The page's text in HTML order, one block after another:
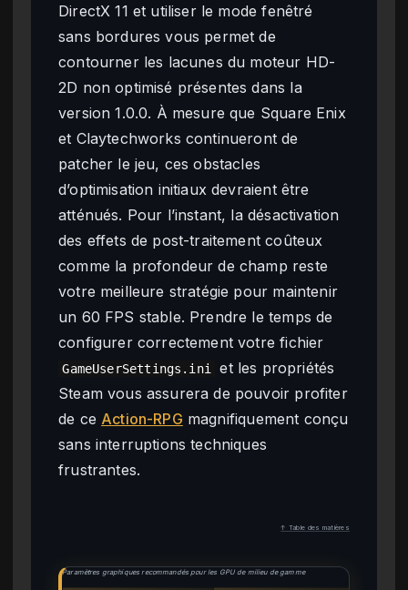
DirectX 11 et utiliser le mode fenêtré
sans bordures vous permet de
contourner les lacunes du moteur HD-
2D non optimisé présentes dans la
version 1.0.0. À mesure que Square Enix
et Claytechworks continueront de
patcher le jeu, ces obstacles
d’optimisation initiaux devraient être
atténués. Pour l’instant, la désactivation
des effets de post-traitement coûteux
comme la profondeur de champ reste
votre meilleure stratégie pour maintenir
un 60 FPS stable. Prendre le temps de
configurer correctement votre fichier
GameUserSettings.ini
et les propriétés
Steam vous assurera de pouvoir profiter
de ce Action-RPG magnifiquement conçu
sans interruptions techniques
frustrantes.
↑ Table des matières
Paramètres graphiques recommandés pour les GPU de milieu de gamme